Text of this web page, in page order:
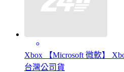
Xbox 【Microsoft 微軟】
台灣公司貨